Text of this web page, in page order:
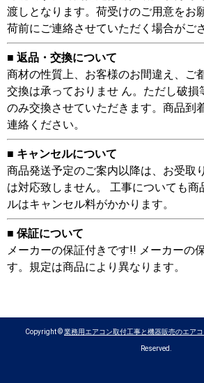
渡しとなります。荷受けのご用意をお
荷前にご連絡させていただく場合がご
■ 返品・交換について
商材の性質上、お客様のお間違え、ご
交換は承っておりませ ん。ただし破損
のみ交換させていただきます。商品到
連絡ください。
■ キャンセルについて
商品発送予定のご案内以降は、お受取
は対応致しません。 工事についても商
ルはキャンセル料がかかります。
■ 保証について
メーカーの保証付きです!! メーカーの
す。規定は商品により異なります。
Copyright ©業務用エアコン取付工事と機器販売のエア
Reserved.